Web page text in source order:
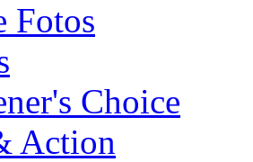
Fotos
Choice
Action